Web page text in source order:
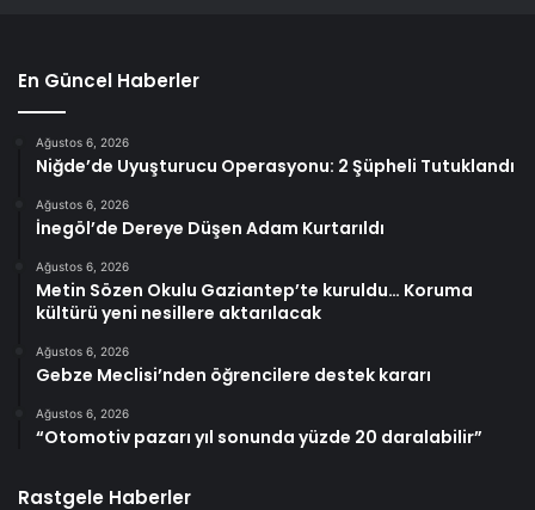
En Güncel Haberler
Ağustos 6, 2026
Niğde’de Uyuşturucu Operasyonu: 2 Şüpheli Tutuklandı
Ağustos 6, 2026
İnegöl’de Dereye Düşen Adam Kurtarıldı
Ağustos 6, 2026
Metin Sözen Okulu Gaziantep’te kuruldu… Koruma
kültürü yeni nesillere aktarılacak
Ağustos 6, 2026
Gebze Meclisi’nden öğrencilere destek kararı
Ağustos 6, 2026
“Otomotiv pazarı yıl sonunda yüzde 20 daralabilir”
Rastgele Haberler